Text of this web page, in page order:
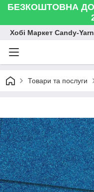
БЕЗКОШТОВНА
Хобі Маркет Candy-Yarn
Товари та послуги